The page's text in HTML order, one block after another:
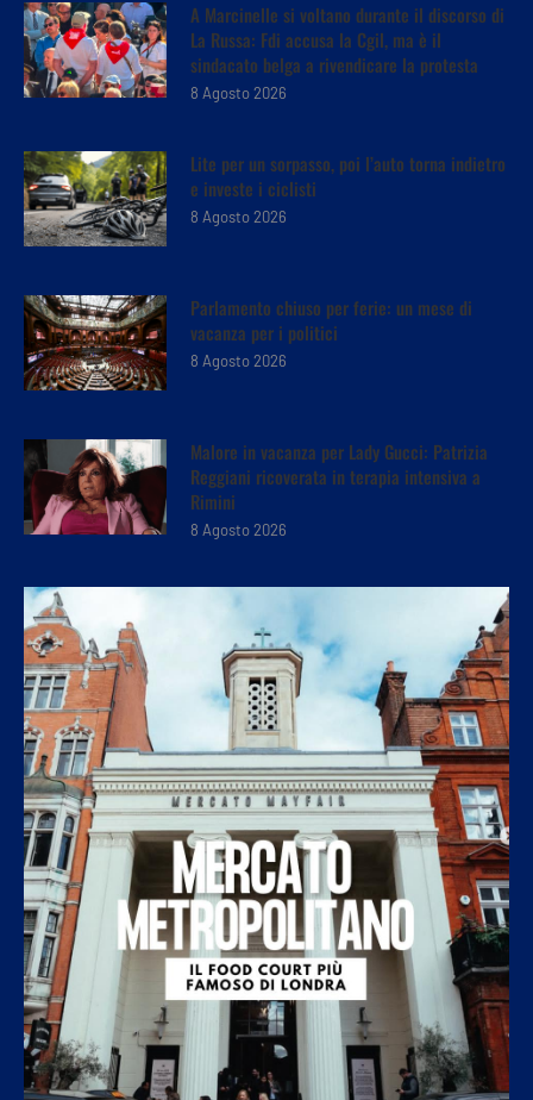
A Marcinelle si voltano durante il discorso di
La Russa: Fdi accusa la Cgil, ma è il
sindacato belga a rivendicare la protesta
8 Agosto 2026
Lite per un sorpasso, poi l’auto torna indietro
e investe i ciclisti
8 Agosto 2026
Parlamento chiuso per ferie: un mese di
vacanza per i politici
8 Agosto 2026
Malore in vacanza per Lady Gucci: Patrizia
Reggiani ricoverata in terapia intensiva a
Rimini
8 Agosto 2026